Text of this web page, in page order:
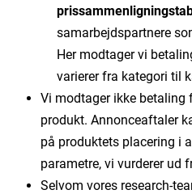
samarbejdspartnere
Her modtager vi
varierer fra kategori til
Vi modtager ikke betaling
produkt. Annonceaftaler
på produktets placering i
parametre, vi vurderer ud
Selvom vores research-